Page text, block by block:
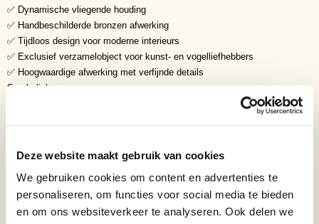
Deze website maakt gebruik van cookies
We gebruiken cookies om content en advertenties te
personaliseren, om functies voor social media te bieden
en om ons websiteverkeer te analyseren. Ook delen we
✅ Dynamische vliegende houding
✅ Handbeschilderde bronzen afwerking
✅ Tijdloos design voor moderne interieurs
✅ Exclusief verzamelobject voor kunst- en vogelliefhebbers
✅ Hoogwaardige afwerking met verfijnde details
Symboliek
• Harmonie
• Verbondenheid
• Balans
• Vernieuwing